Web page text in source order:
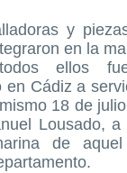
y
en la
ellos
en Cádiz a
18 de
Lousado, a
de